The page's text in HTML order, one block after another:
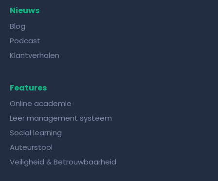
Nieuws
Blog
Podcast
Klantverhalen
Features
Online academie
Leer management systeem
Social learning
Auteurstool
Veiligheid & Betrouwbaarheid